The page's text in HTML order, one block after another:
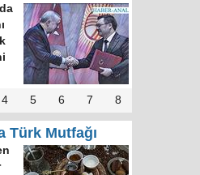
4 5 6 7 8
Türk Mutfağı